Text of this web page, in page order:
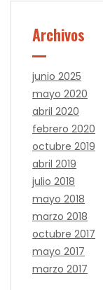
Archivos
junio 2025
mayo 2020
abril 2020
febrero 2020
octubre 2019
abril 2019
julio 2018
mayo 2018
marzo 2018
octubre 2017
mayo 2017
marzo 2017